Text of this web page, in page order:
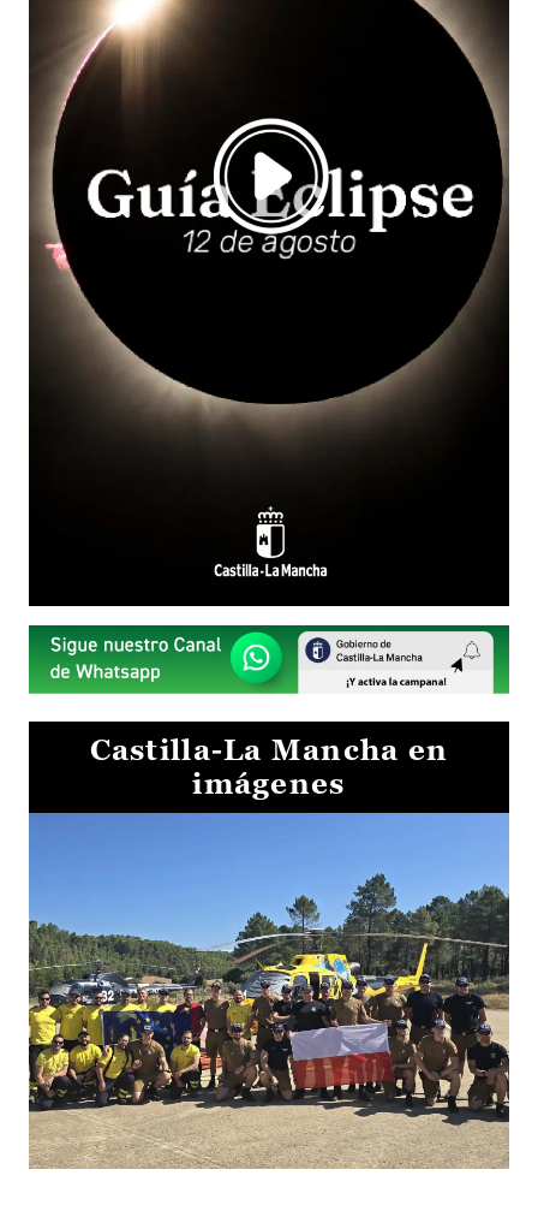
Castilla-La Mancha en
imágenes